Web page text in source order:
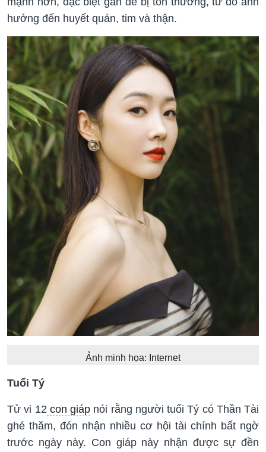
hưởng đến huyết quản, tim và thận.
Ảnh minh họa: Internet
Tuổi Tý
Tử vi 12 con giáp nói rằng người tuổi Tý có Thần Tài
ghé thăm, đón nhận nhiều cơ hội tài chính bất ngờ
trước ngày này. Con giáp này nhận được sự đền